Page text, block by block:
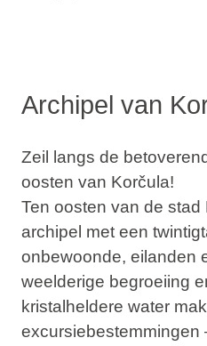
Archipel van
Zeil langs de
oosten van Korčula!
Ten oosten van de stad
archipel met een
onbewoonde, eilanden
weelderige begroeiing
kristalheldere water
excursiebestemmingen